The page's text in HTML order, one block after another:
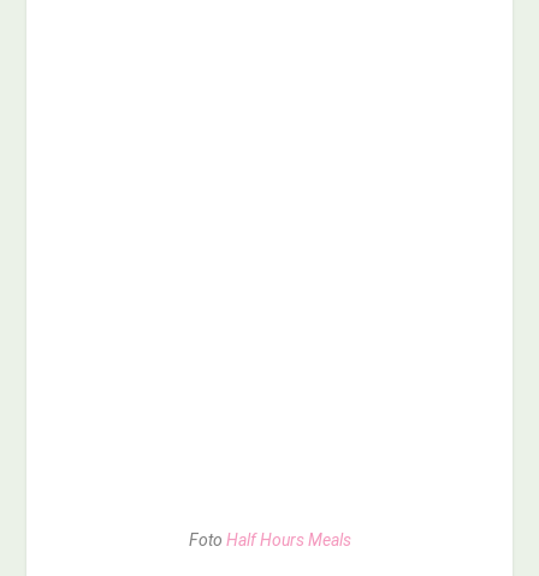
Foto Half Hours Meals